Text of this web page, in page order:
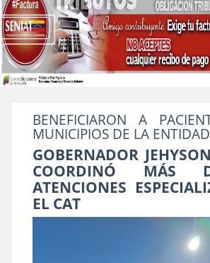
BENEFICIARON A
MUNICIPIOS DE LA ENTIDAD
GOBERNADOR
COORDINÓ MÁS
ATENCIONES
EL CAT